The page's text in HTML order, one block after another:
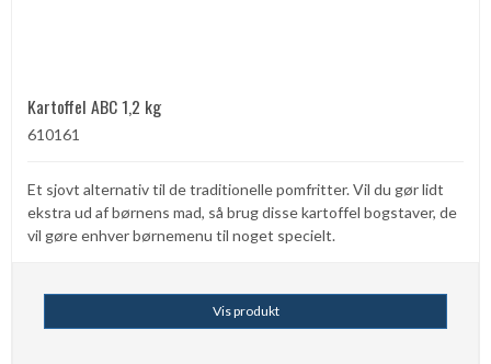
Kartoffel ABC 1,2 kg
610161
Et sjovt alternativ til de traditionelle pomfritter. Vil du gør lidt
ekstra ud af børnens mad, så brug disse kartoffel bogstaver, de
vil gøre enhver børnemenu til noget specielt.
Vis produkt